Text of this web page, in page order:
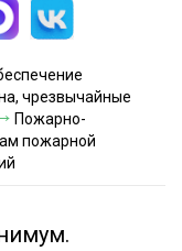
чрезвычайные
Пожарно-
пожарной